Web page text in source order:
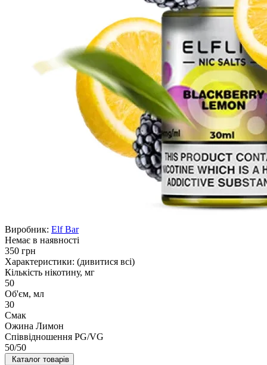
Виробник: Elf Bar
Немає в наявності
350 грн
Характеристики: (дивитися всі)
Кількість нікотину, мг
50
Об'єм, мл
30
Смак
Ожина Лимон
Співвідношення PG/VG
50/50
Каталог товарів